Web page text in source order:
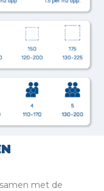
met de